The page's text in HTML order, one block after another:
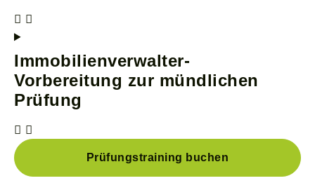
Immobilienverwalter-
Vorbereitung zur mündlichen
Prüfung
Prüfungstraining buchen